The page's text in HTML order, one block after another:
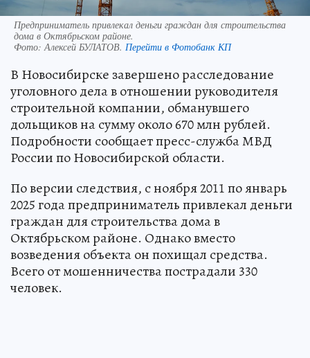
Предприниматель привлекал деньги граждан для строительства
дома в Октябрьском районе.
Фото:Алексей БУЛАТОВ. Перейти в Фотобанк КП
В Новосибирске завершено расследование
уголовного дела в отношении руководителя
строительной компании, обманувшего
дольщиков на сумму около 670 млн рублей.
Подробности сообщает пресс-служба МВД
России по Новосибирской области.
По версии следствия, с ноября 2011 по январь
2025 года предприниматель привлекал деньги
граждан для строительства дома в
Октябрьском районе. Однако вместо
возведения объекта он похищал средства.
Всего от мошенничества пострадали 330
человек.